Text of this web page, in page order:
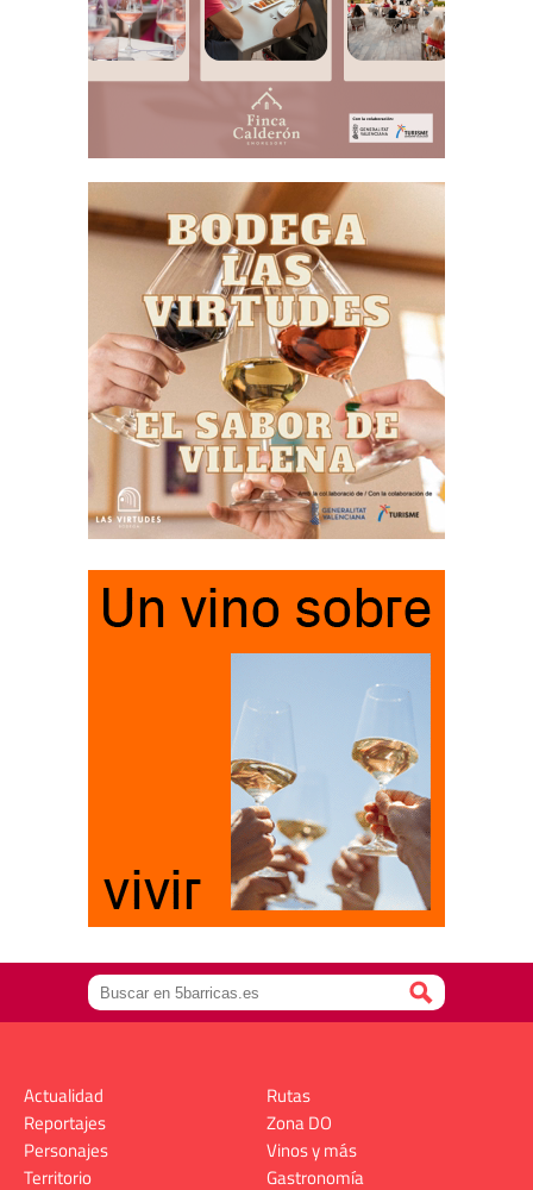
Actualidad
Reportajes
Personajes
Territorio
Rutas
Zona DO
Vinos y más
Gastronomía